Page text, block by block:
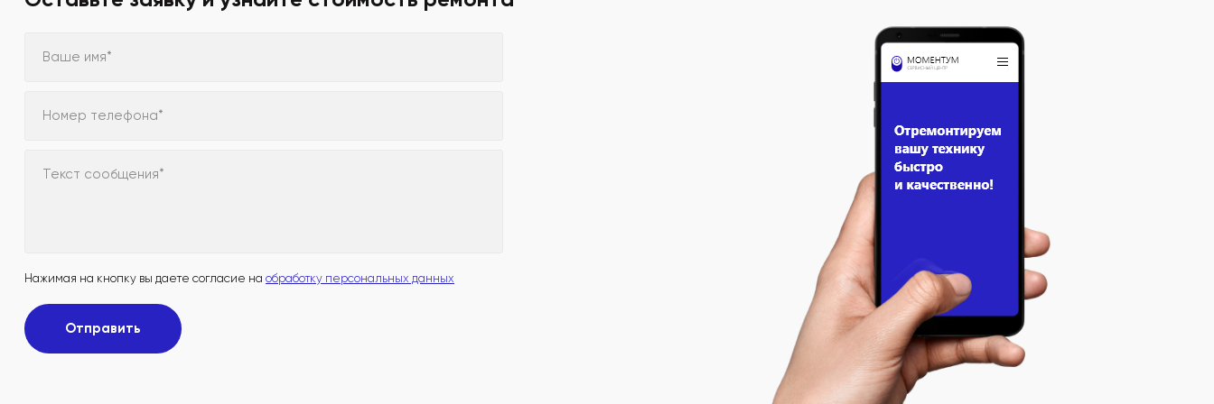
Ваше имя*
Номер телефона*
Текст сообщения*
Нажимая на кнопку вы даете согласие на обработку персональных данных
Отправить